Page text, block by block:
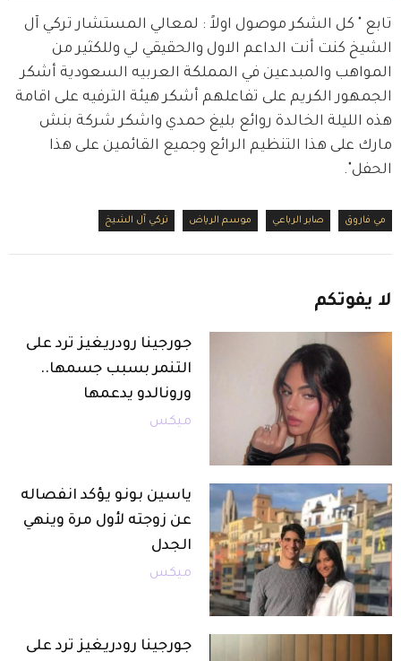
تابع " كل الشكر موصول اولاً : لمعالي المستشار تركي آل
الشيخ كنت أنت الداعم الاول والحقيقي لي وللكثير من
المواهب والمبدعين في المملكة العربيه السعودية أشكر
الجمهور الكريم على تفاعلهم أشكر هيئة الترفيه على اقامة
هذه الليلة الخالدة روائع بليغ حمدي واشكر شركة بنش
مارك على هذا التنظيم الرائع وجميع القائمين على هذا
الحفل".
مي فاروق صابر الرباعي موسم الرياض تركي آل الشيخ
لا يفوتكم
جورجينا رودريغيز ترد على
التنمر بسبب جسمها..
ورونالدو يدعمها
ميكس
ياسين بونو يؤكد انفصاله
عن زوجته لأول مرة وينهي
الجدل
ميكس
جورجينا رودريغيز ترد على